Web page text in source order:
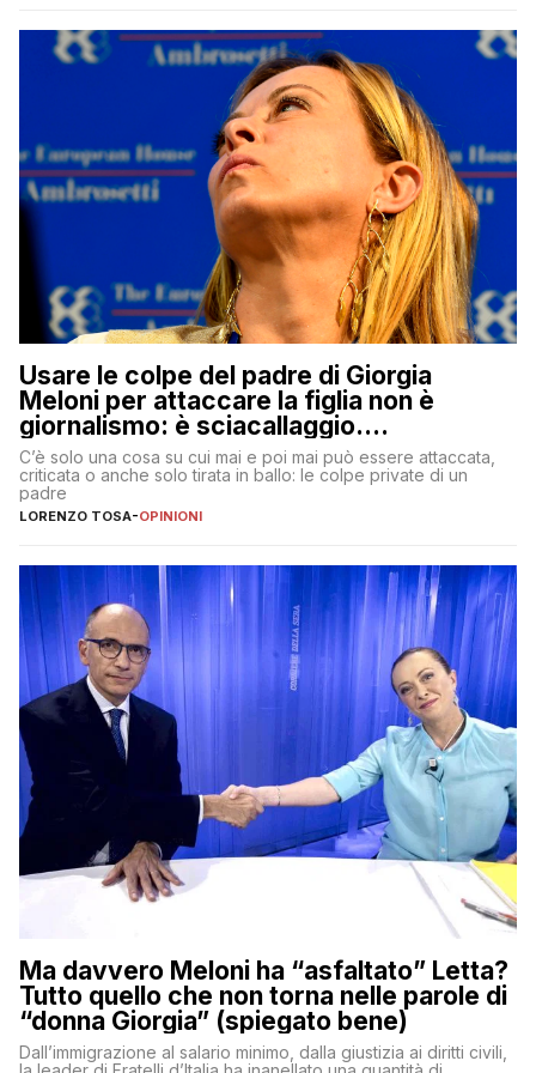
Usare le colpe del padre di Giorgia
Meloni per attaccare la figlia non è
giornalismo: è sciacallaggio.
Dimostriamo di essere diversi
C’è solo una cosa su cui mai e poi mai può essere attaccata,
criticata o anche solo tirata in ballo: le colpe private di un
padre
LORENZO TOSA-OPINIONI
Ma davvero Meloni ha “asfaltato” Letta?
Tutto quello che non torna nelle parole di
“donna Giorgia” (spiegato bene)
Dall’immigrazione al salario minimo, dalla giustizia ai diritti civili,